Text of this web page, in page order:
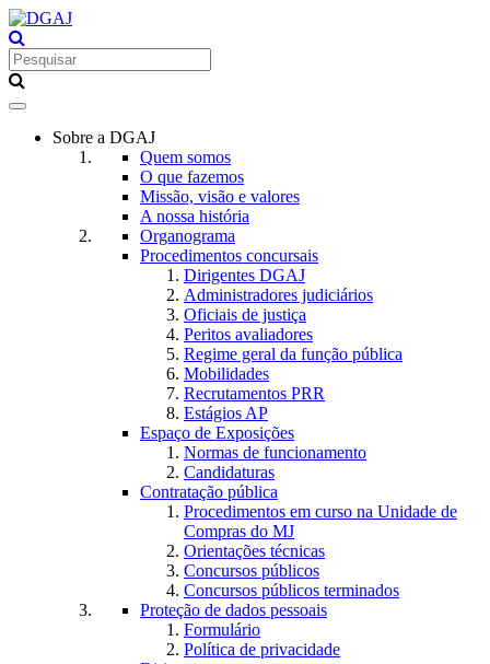
Toggle
navigationSobre a DGAJ
Quem somos
O que fazemos
Missão, visão e valores
A nossa história
Organograma
Procedimentos concursais
Dirigentes DGAJ
Administradores judiciários
Oficiais de justiça
Peritos avaliadores
Regime geral da função pública
Mobilidades
Recrutamentos PRR
Estágios AP
Espaço de Exposições
Normas de funcionamento
Candidaturas
Contratação pública
Procedimentos em curso na Unidade de
Compras do MJ
Orientações técnicas
Concursos públicos
Concursos públicos terminados
Proteção de dados pessoais
Formulário
Política de privacidade